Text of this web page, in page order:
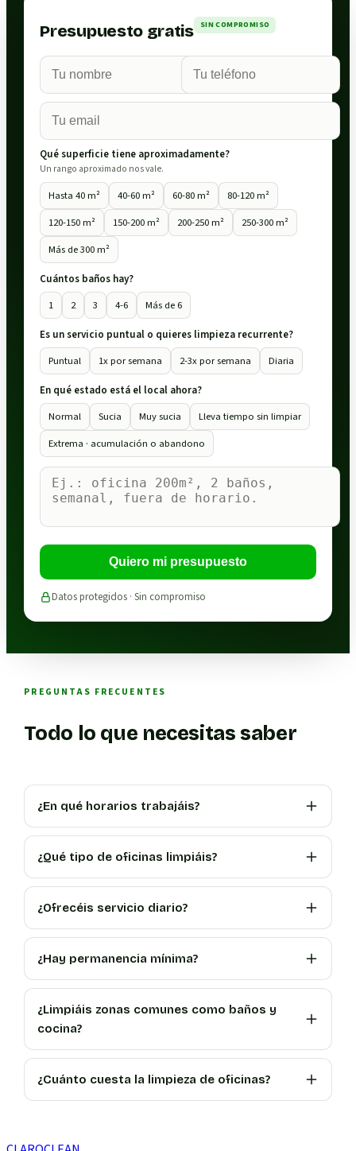
Presupuesto gratis SIN COMPROMISO
Qué superficie tiene aproximadamente?
Un rango aproximado nos vale.
Hasta 40 m² 40-60 m² 60-80 m²
80-120 m²
120-150 m²
150-200 m² 200-250 m²
250-300 m²
Más de 300 m²
Cuántos baños hay?
1
2 3 4-6 Más de 6
Es un servicio puntual o quieres limpieza recurrente?
Puntual
1x por semana 2-3x por semana Diaria
En qué estado está el local ahora?
Normal
Sucia Muy sucia
Lleva tiempo sin limpiar
Extrema · acumulación o abandono
Quiero mi presupuesto
Datos protegidos · Sin compromiso
PREGUNTAS FRECUENTES
Todo lo que necesitas saber
¿En qué horarios trabajáis?
¿Qué tipo de oficinas limpiáis?
¿Ofrecéis servicio diario?
¿Hay permanencia mínima?
¿Limpiáis zonas comunes como baños y
cocina?
¿Cuánto cuesta la limpieza de oficinas?